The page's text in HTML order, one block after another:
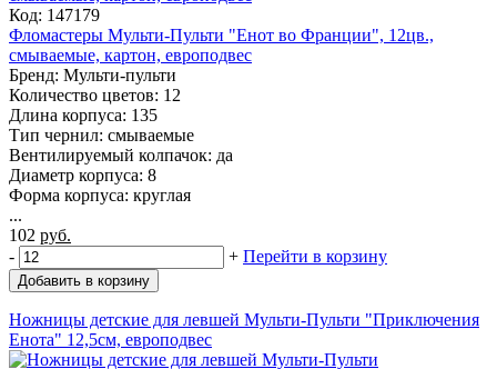
Код: 147179
Фломастеры Мульти-Пульти "Енот во Франции", 12цв.,
смываемые, картон, европодвес
Бренд: Мульти-пульти
Количество цветов: 12
Длина корпуса: 135
Тип чернил: смываемые
Вентилируемый колпачок: да
Диаметр корпуса: 8
Форма корпуса: круглая
...
102 руб.
-
+ Перейти в корзину
Добавить в корзину
Ножницы детские для левшей Мульти-Пульти "Приключения
Енота" 12,5см, европодвес